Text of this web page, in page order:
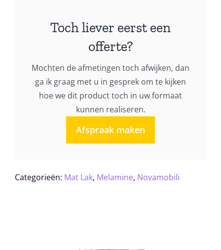
aantal
Toch liever eerst een
offerte?
Mochten de afmetingen toch afwijken, dan
ga ik graag met u in gesprek om te kijken
hoe we dit product toch in uw formaat
kunnen realiseren.
Afspraak maken
Categorieën: Mat Lak, Melamine, Novamobili